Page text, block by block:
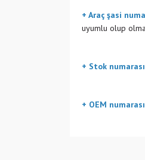
+ Araç şasi
uyumlu olup
+ Stok
+ OEM